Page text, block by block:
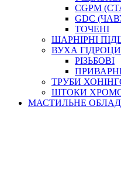
CGPM
GDC
ТОЧЕНІ
ШАРНІРНІ
ВУХА
РІЗЬБОВІ
ТРУБИ
ШТОКИ
МАСТИЛЬНЕ